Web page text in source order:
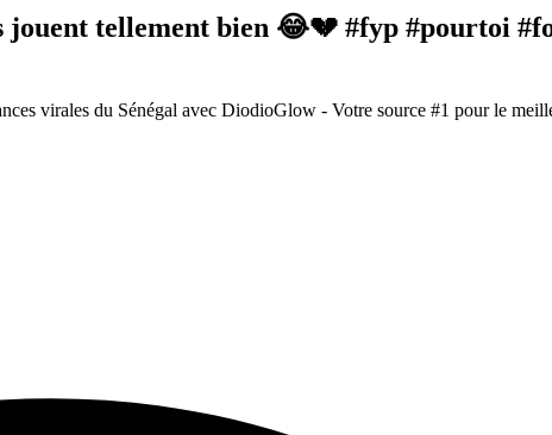
jouent tellement bien 😂💔 #fyp #pourtoi
virales du Sénégal avec DiodioGlow - Votre source #1 pour le